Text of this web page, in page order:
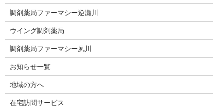
調剤薬局ファーマシー逆瀬川
ウイング調剤薬局
調剤薬局ファーマシー夙川
お知らせ一覧
地域の方へ
在宅訪問サービス